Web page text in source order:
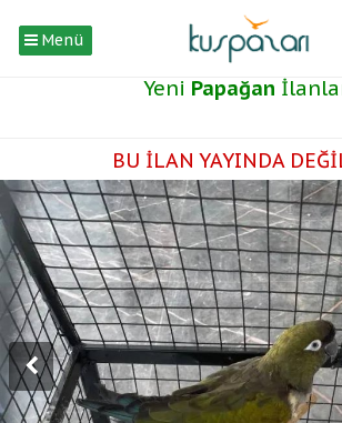
Menü
Yeni Papağan
BU İLAN YAYINDA